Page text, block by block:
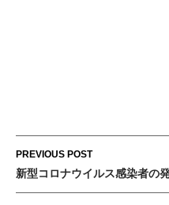
Post
navigation
PREVIOUS POST
新型コロナウイルス感染者の